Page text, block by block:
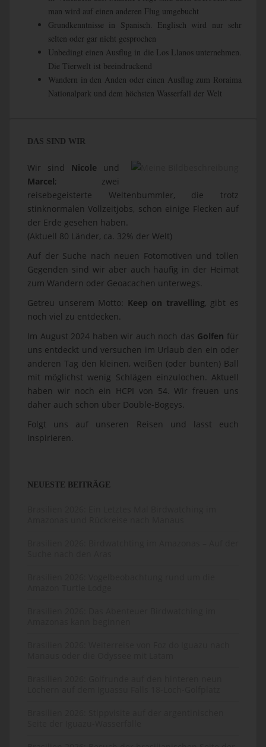
man wird auf einen anderen Flug umgebucht
Grundkenntnisse in Spanisch. Englisch wird nur sehr
selten oder gar nicht gesprochen
Unbedingt einen Ausflug in die Los Llanos unternehmen.
Die Tierwelt ist beeindruckend
Wandern in den Anden oder einen Ausflug zum Roraima
Nationalpark und dem höchsten Wasserfall der Welt
DAS SIND WIR
Wir sind Nicole und
Marcel; zwei
reisebegeisterte Weltenbummler, die trotz
stinknormalen Vollzeitjobs, schon einige Flecken auf
der Erde gesehen haben.
(Aktuell 80 Länder, ca. 32% der Welt)
Auf der Suche nach neuen Fotomotiven und tollen
Gegenden sind wir aber auch häufig in der Heimat
zum Wandern oder Geoacachen unterwegs.
Getreu unserem Motto: Keep on travelling, gibt es
noch viel zu entdecken.
Im August 2024 haben wir auch noch das Golfen für
uns entdeckt und versuchen im Urlaub den ein oder
anderen Tag den kleinen, weißen (oder bunten) Ball
mit möglichst wenig Schlägen einzulochen. Aktuell
haben wir noch ein HCPI von 54. Wir freuen uns
daher auch schon über Double-Bogeys.
Folgt uns auf unseren Reisen und lasst euch
inspirieren.
NEUESTE BEITRÄGE